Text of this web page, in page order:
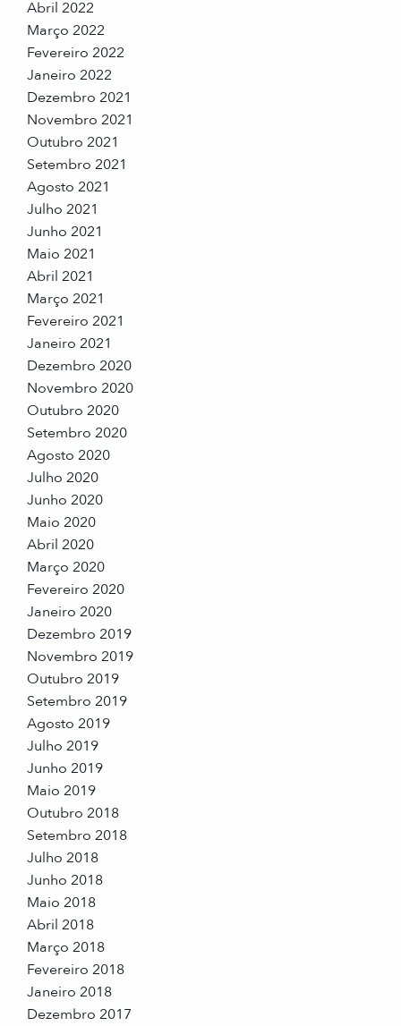
Abril 2022
Março 2022
Fevereiro 2022
Janeiro 2022
Dezembro 2021
Novembro 2021
Outubro 2021
Setembro 2021
Agosto 2021
Julho 2021
Junho 2021
Maio 2021
Abril 2021
Março 2021
Fevereiro 2021
Janeiro 2021
Dezembro 2020
Novembro 2020
Outubro 2020
Setembro 2020
Agosto 2020
Julho 2020
Junho 2020
Maio 2020
Abril 2020
Março 2020
Fevereiro 2020
Janeiro 2020
Dezembro 2019
Novembro 2019
Outubro 2019
Setembro 2019
Agosto 2019
Julho 2019
Junho 2019
Maio 2019
Outubro 2018
Setembro 2018
Julho 2018
Junho 2018
Maio 2018
Abril 2018
Março 2018
Fevereiro 2018
Janeiro 2018
Dezembro 2017